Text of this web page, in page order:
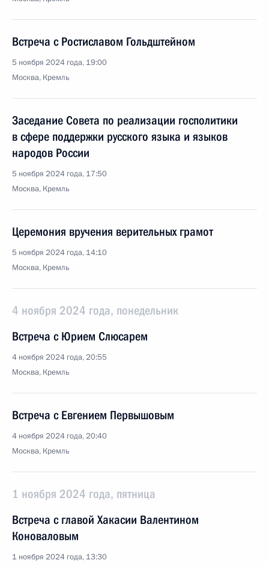
Встреча с Ростиславом Гольдштейном
5 ноября 2024 года, 19:00
Москва, Кремль
Заседание Совета по реализации госполитики
в сфере поддержки русского языка и языков
народов России
5 ноября 2024 года, 17:50
Москва, Кремль
Церемония вручения верительных грамот
5 ноября 2024 года, 14:10
Москва, Кремль
4 ноября 2024 года, понедельник
Встреча с Юрием Слюсарем
4 ноября 2024 года, 20:55
Москва, Кремль
Встреча с Евгением Первышовым
4 ноября 2024 года, 20:40
Москва, Кремль
1 ноября 2024 года, пятница
Встреча с главой Хакасии Валентином
Коноваловым
1 ноября 2024 года, 13:30